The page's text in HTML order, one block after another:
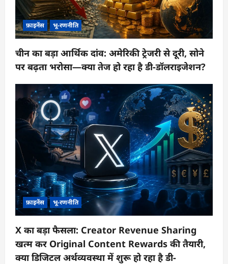
फ़ाइनेंस भू-रणनीति
चीन का बड़ा आर्थिक दांव: अमेरिकी ट्रेजरी से दूरी, सोने
पर बढ़ता भरोसा—क्या तेज हो रहा है डी-डॉलराइजेशन?
फ़ाइनेंस भू-रणनीति
X का बड़ा फैसला: Creator Revenue Sharing
खत्म कर Original Content Rewards की तैयारी,
क्या डिजिटल अर्थव्यवस्था में शुरू हो रहा है डी-